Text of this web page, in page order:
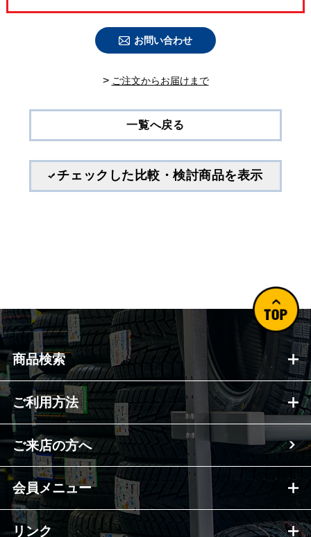
お問い合わせ
> ご注⽂からお届けまで
一覧へ戻る
チェックした比較・検討商品を表示
商品検索
ご利用方法
ご来店の方へ
会員メニュー
リンク